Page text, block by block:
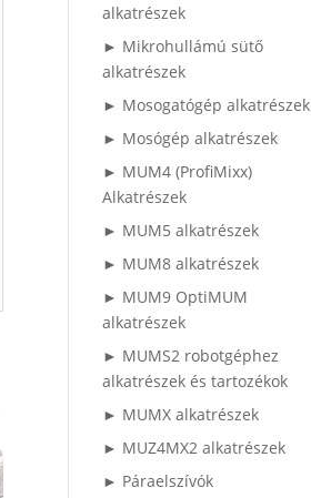
alkatrészek
► Mikrohullámú sütő
alkatrészek
► Mosogatógép alkatrészek
► Mosógép alkatrészek
► MUM4 (ProfiMixx)
Alkatrészek
► MUM5 alkatrészek
► MUM8 alkatrészek
► MUM9 OptiMUM
alkatrészek
► MUMS2 robotgéphez
alkatrészek és tartozékok
► MUMX alkatrészek
► MUZ4MX2 alkatrészek
► Páraelszívók